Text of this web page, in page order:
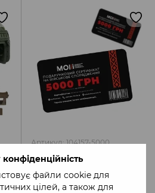
файли cookie для
цілей, а також для
Артикул: 104157-5000
Подарунковий сертифікат
на 5000 ГРН
5 000 грн